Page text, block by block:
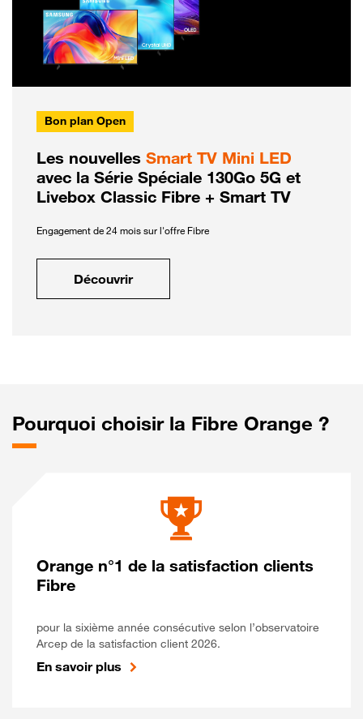
Bon plan Open
Les nouvelles Smart TV Mini LED
avec la Série Spéciale 130Go 5G et
Livebox Classic Fibre + Smart TV
Engagement de 24 mois sur l'offre Fibre
Découvrir
Pourquoi choisir la Fibre Orange ?
Orange n°1 de la satisfaction clients
Fibre
pour la sixième année consécutive selon l’observatoire
Arcep de la satisfaction client 2026.
En savoir plus